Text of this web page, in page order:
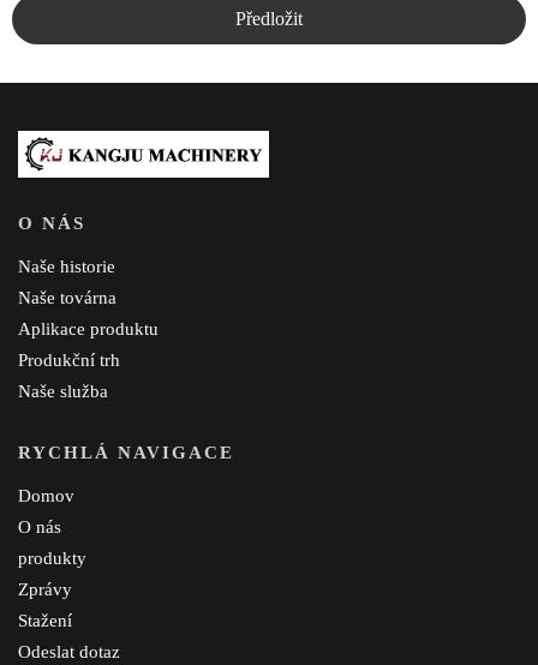
Předložit
O NÁS
Naše historie
Naše továrna
Aplikace produktu
Produkční trh
Naše služba
RYCHLÁ NAVIGACE
Domov
O nás
produkty
Zprávy
Stažení
Odeslat dotaz